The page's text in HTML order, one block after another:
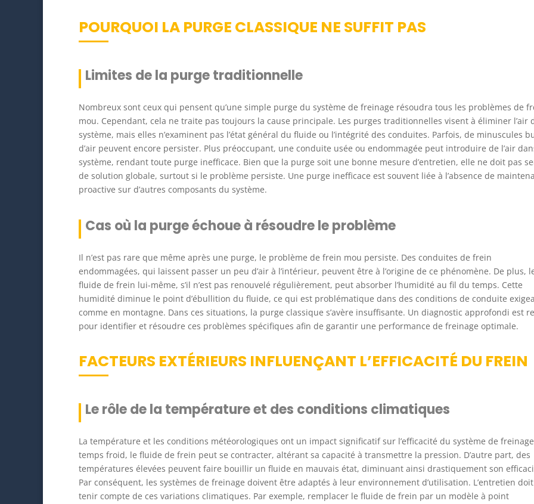
POURQUOI LA PURGE CLASSIQUE NE SUFFIT PAS
Limites de la purge traditionnelle
Nombreux sont ceux qui pensent qu’une simple purge du système de freinage résoudra tous les problèmes de
mou. Cependant, cela ne traite pas toujours la cause principale. Les purges traditionnelles visent à éliminer l’air
système, mais elles n’examinent pas l’état général du fluide ou l’intégrité des conduites. Parfois, de minuscules
d’air peuvent encore persister. Plus préoccupant, une conduite usée ou endommagée peut introduire de l’air
système, rendant toute purge inefficace. Bien que la purge soit une bonne mesure d’entretien, elle ne doit pas
de solution globale, surtout si le problème persiste. Une purge inefficace est souvent liée à l’absence de
proactive sur d’autres composants du système.
Cas où la purge échoue à résoudre le problème
Il n’est pas rare que même après une purge, le problème de frein mou persiste. Des conduites de frein
endommagées, qui laissent passer un peu d’air à l’intérieur, peuvent être à l’origine de ce phénomène. De plus,
fluide de frein lui-même, s’il n’est pas renouvelé régulièrement, peut absorber l’humidité au fil du temps. Cette
humidité diminue le point d’ébullition du fluide, ce qui est problématique dans des conditions de conduite
comme en montagne. Dans ces situations, la purge classique s’avère insuffisante. Un diagnostic approfondi est
pour identifier et résoudre ces problèmes spécifiques afin de garantir une performance de freinage optimale.
FACTEURS EXTÉRIEURS INFLUENÇANT L’EFFICACITÉ DU FREIN
Le rôle de la température et des conditions climatiques
La température et les conditions météorologiques ont un impact significatif sur l’efficacité du système de
temps froid, le fluide de frein peut se contracter, altérant sa capacité à transmettre la pression. D’autre part, des
températures élevées peuvent faire bouillir un fluide en mauvais état, diminuant ainsi drastiquement son
Par conséquent, les systèmes de freinage doivent être adaptés à leur environnement d’utilisation. L’entretien doit
tenir compte de ces variations climatiques. Par exemple, remplacer le fluide de frein par un modèle à point